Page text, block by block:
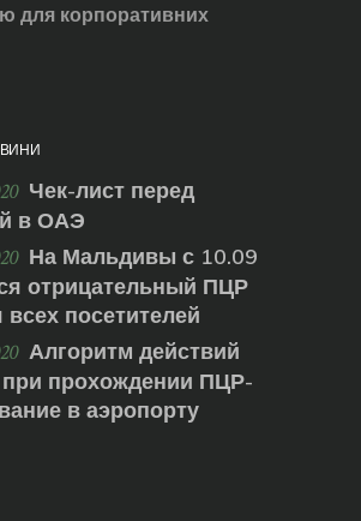
для корпоративних
Чек-лист перед
в ОАЭ
На Мальдивы с 10.09
отрицательный ПЦР
всех посетителей
Алгоритм действий
при прохождении ПЦР-
в аэропорту